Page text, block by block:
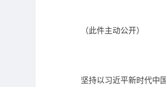
（此件主动公开）
坚持以习近平新时代中